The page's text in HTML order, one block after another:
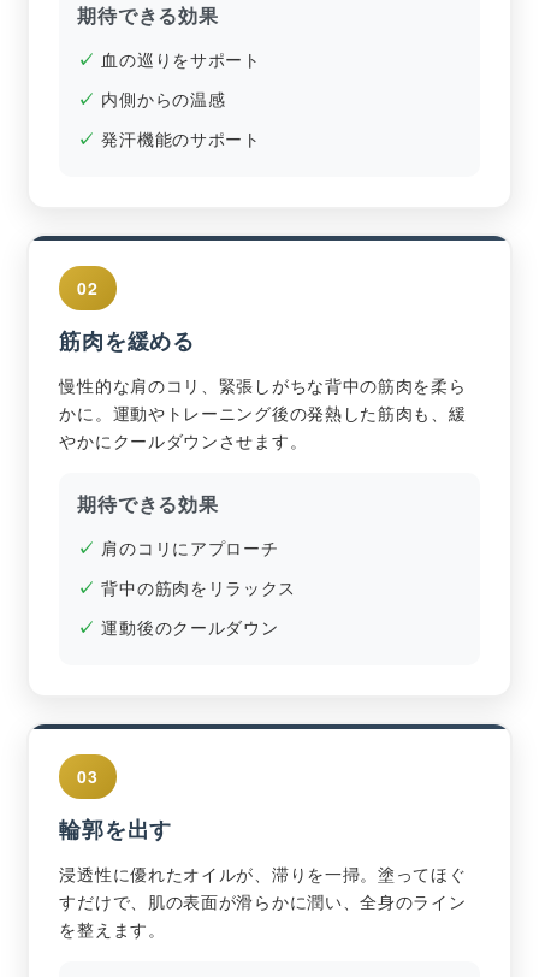
期待できる効果
血の巡りをサポート
内側からの温感
発汗機能のサポート
02
筋肉を緩める
慢性的な肩のコリ、緊張しがちな背中の筋肉を柔ら
かに。運動やトレーニング後の発熱した筋肉も、緩
やかにクールダウンさせます。
期待できる効果
肩のコリにアプローチ
背中の筋肉をリラックス
運動後のクールダウン
03
輪郭を出す
浸透性に優れたオイルが、滞りを一掃。塗ってほぐ
すだけで、肌の表面が滑らかに潤い、全身のライン
を整えます。